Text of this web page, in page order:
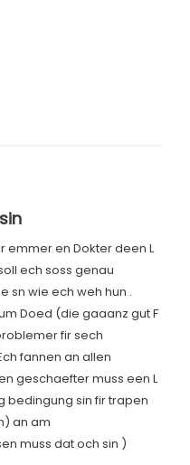
emmer en Dokter deen L
ech soss genau
sn wie ech weh hun .
Doed (die gaaanz gut F
fir sech
fannen an allen
geschaefter muss een L
bedingung sin fir trapen
an am
muss dat och sin )